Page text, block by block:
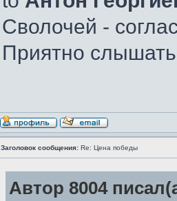
Сволочей -
Приятно
Заголовок сообщения: Re: Цена победы
Автор 8004